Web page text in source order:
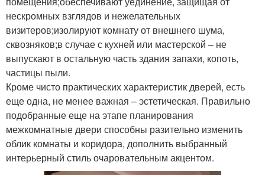
нескромных взглядов и нежелательных
визитеров;изолируют комнату от внешнего шума,
сквозняков;в случае с кухней или мастерской – не
выпускают в остальную часть здания запахи, копоть,
частицы пыли.
Кроме чисто практических характеристик дверей, есть
еще одна, не менее важная – эстетическая. Правильно
подобранные еще на этапе планирования
межкомнатные двери способны разительно изменить
облик комнаты и коридора, дополнить выбранный
интерьерный стиль очаровательным акцентом.